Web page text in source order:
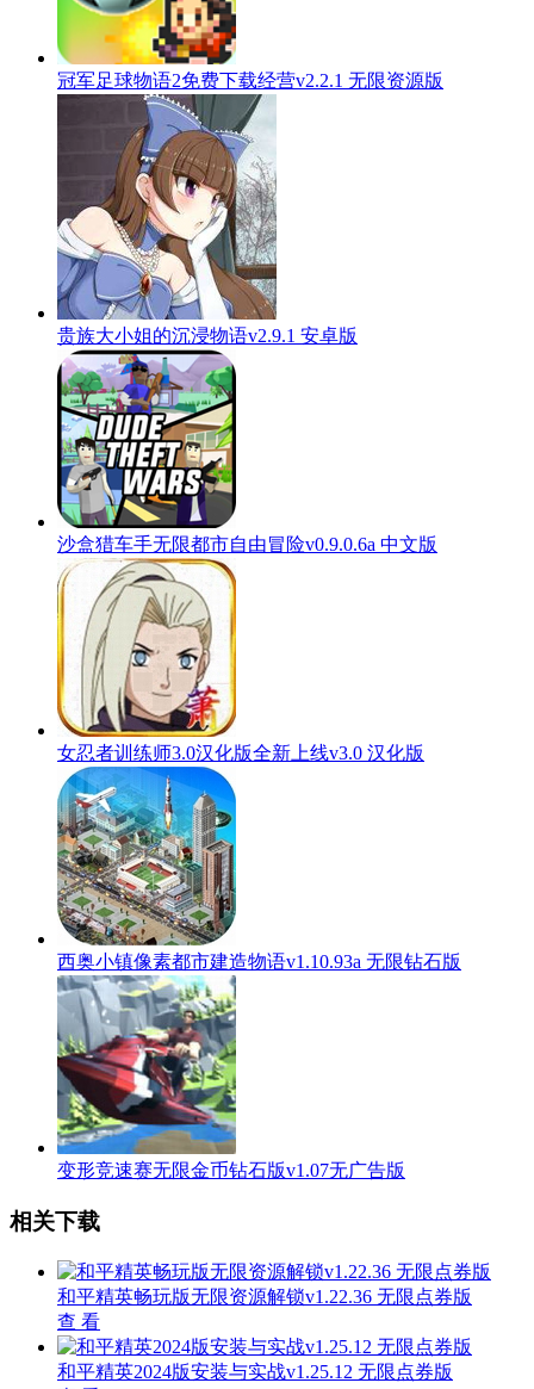
冠军足球物语2免费下载经营v2.2.1 无限资源版
贵族大小姐的沉浸物语v2.9.1 安卓版
沙盒猎车手无限都市自由冒险v0.9.0.6a 中文版
女忍者训练师3.0汉化版全新上线v3.0 汉化版
西奥小镇像素都市建造物语v1.10.93a 无限钻石版
变形竞速赛无限金币钻石版v1.07无广告版
相关下载
和平精英畅玩版无限资源解锁v1.22.36 无限点券版
查 看
和平精英2024版安装与实战v1.25.12 无限点券版